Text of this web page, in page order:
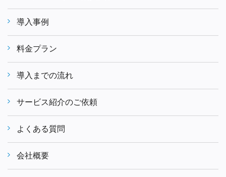
導入事例
料金プラン
導入までの流れ
サービス紹介のご依頼
よくある質問
会社概要